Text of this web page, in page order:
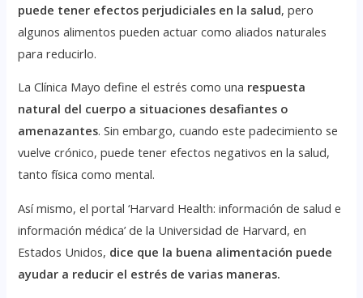
puede tener efectos perjudiciales en la salud, pero
algunos alimentos pueden actuar como aliados naturales
para reducirlo.
La Clínica Mayo define el estrés como una respuesta
natural del cuerpo a situaciones desafiantes o
amenazantes. Sin embargo, cuando este padecimiento se
vuelve crónico, puede tener efectos negativos en la salud,
tanto física como mental.
Así mismo, el portal ‘Harvard Health: información de salud e
información médica’ de la Universidad de Harvard, en
Estados Unidos, dice que la buena alimentación puede
ayudar a reducir el estrés de varias maneras.